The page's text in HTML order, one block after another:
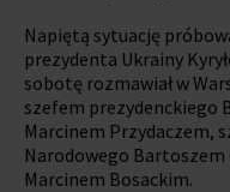
Napiętą sytuację
prezydenta Ukrainy
sobotę rozmawiał w
szefem prezydenckiego
Marcinem Przydaczem,
Narodowego Bartoszem
Marcinem Bosackim.